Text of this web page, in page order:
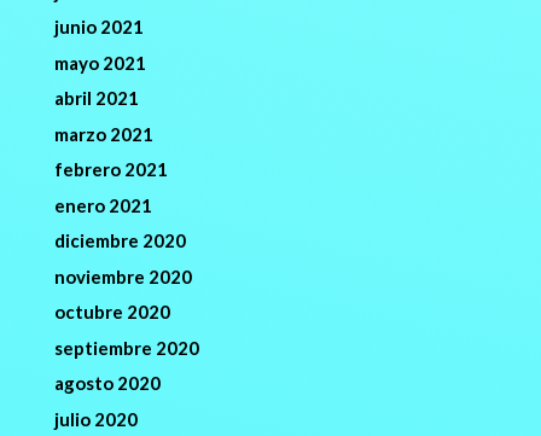
junio 2021
mayo 2021
abril 2021
marzo 2021
febrero 2021
enero 2021
diciembre 2020
noviembre 2020
octubre 2020
septiembre 2020
agosto 2020
julio 2020